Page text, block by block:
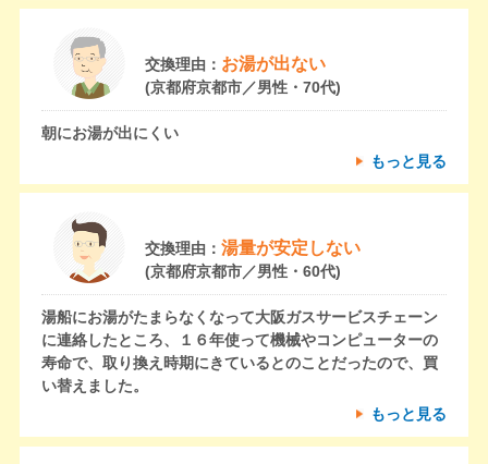
交換理由： お湯が出ない
(京都府京都市／男性・70代)
朝にお湯が出にくい
もっと見る
交換理由： 湯量が安定しない
(京都府京都市／男性・60代)
湯船にお湯がたまらなくなって大阪ガスサービスチェーン
に連絡したところ、１６年使って機械やコンピューターの
寿命で、取り換え時期にきているとのことだったので、買
い替えました。
もっと見る